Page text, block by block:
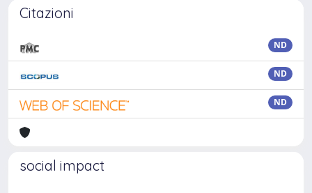
Citazioni
ND
ND
ND
social impact